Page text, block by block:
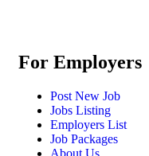
For Employers
Post New Job
Jobs Listing
Employers List
Job Packages